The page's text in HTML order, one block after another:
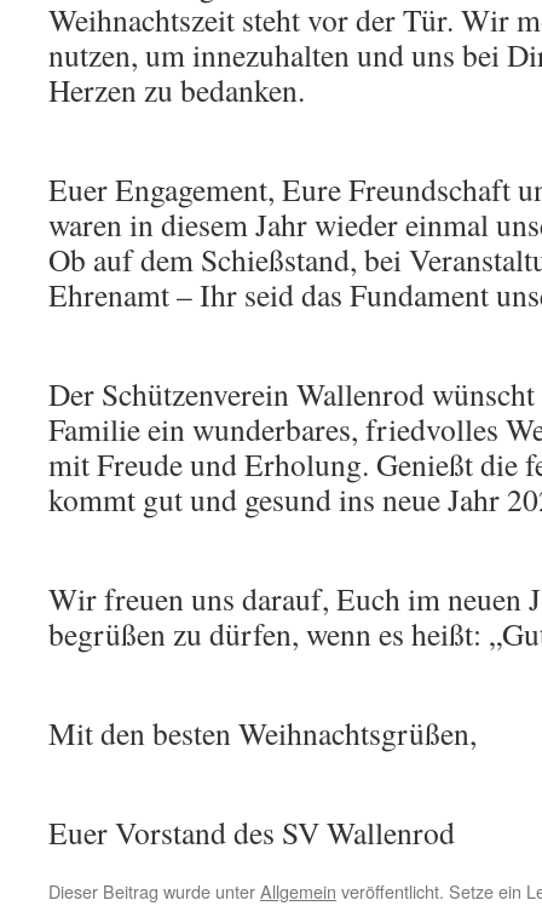
Weihnachtszeit steht vor der Tür. Wir
nutzen, um innezuhalten und uns bei
Herzen zu bedanken.
Euer Engagement, Eure Freundschaft
waren in diesem Jahr wieder einmal
Ob auf dem Schießstand, bei
Ehrenamt – Ihr seid das Fundament
Der Schützenverein Wallenrod
Familie ein wunderbares, friedvolles
mit Freude und Erholung. Genießt die
kommt gut und gesund ins neue Jahr
Wir freuen uns darauf, Euch im neuen
begrüßen zu dürfen, wenn es heißt:
Mit den besten Weihnachtsgrüßen,
Euer Vorstand des SV Wallenrod
Dieser Beitrag wurde unterAllgemein veröffentlicht. Setze ein